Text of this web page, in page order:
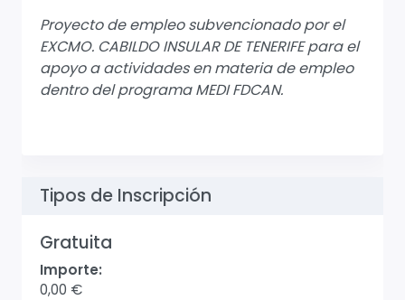
Proyecto de empleo subvencionado por el
EXCMO. CABILDO INSULAR DE TENERIFE para el
apoyo a actividades en materia de empleo
dentro del programa MEDI FDCAN.
Tipos de Inscripción
Gratuita
Importe:
0,00 €